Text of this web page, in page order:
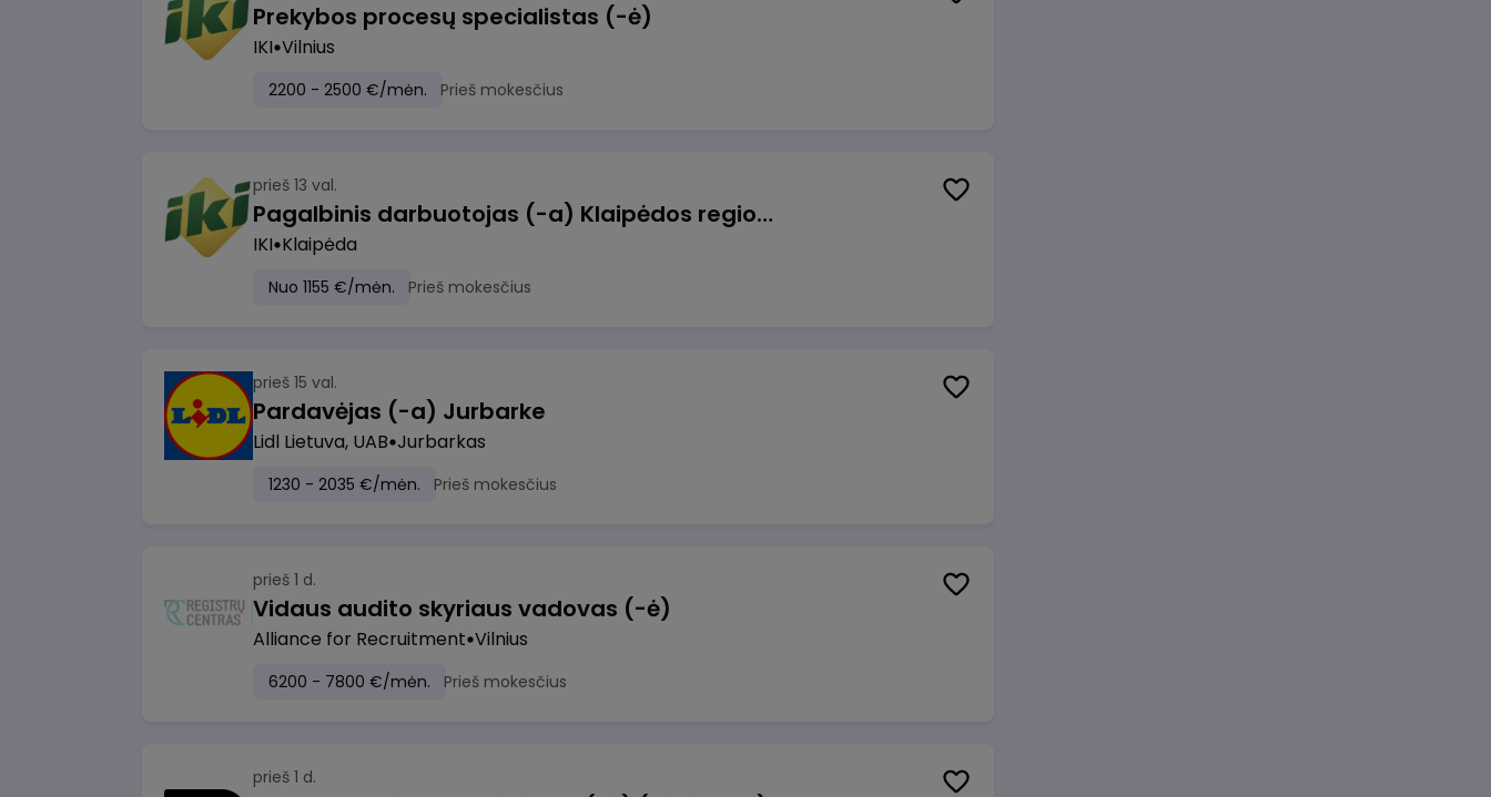
Prekybos procesų specialistas (-ė)
IKI Vilnius
2200 - 2500 €/mėn. Prieš mokesčius
prieš 13 val.
Pagalbinis darbuotojas (-a) Klaipėdos regioninėje kepykloje (indų plovime)
IKI Klaipėda
Nuo 1155 €/mėn. Prieš mokesčius
prieš 15 val.
Pardavėjas (-a) Jurbarke
Lidl Lietuva, UAB Jurbarkas
1230 - 2035 €/mėn. Prieš mokesčius
prieš 1 d.
Vidaus audito skyriaus vadovas (-ė)
Alliance for Recruitment Vilnius
6200 - 7800 €/mėn. Prieš mokesčius
prieš 1 d.